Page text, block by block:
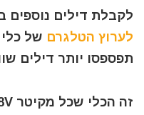
לקבלת דילים נוספים
לערוץ הטלגרם של
תפספסו יותר דילים